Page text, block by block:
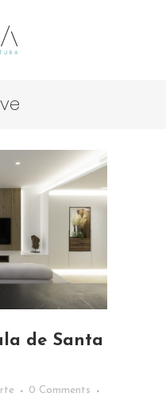
de Santa
0 Comments